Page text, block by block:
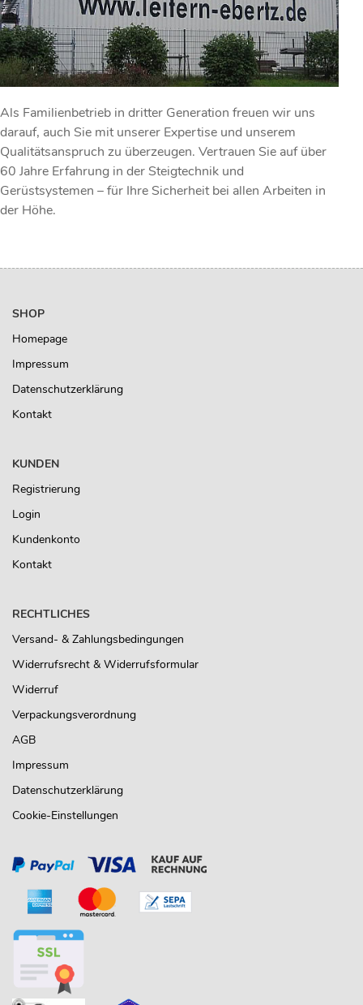
Als Familienbetrieb in dritter Generation freuen wir uns
darauf, auch Sie mit unserer Expertise und unserem
Qualitätsanspruch zu überzeugen. Vertrauen Sie auf über
60 Jahre Erfahrung in der Steigtechnik und
Gerüstsystemen – für Ihre Sicherheit bei allen Arbeiten in
der Höhe.
SHOP
Homepage
Impressum
Datenschutzerklärung
Kontakt
KUNDEN
Registrierung
Login
Kundenkonto
Kontakt
RECHTLICHES
Versand- & Zahlungsbedingungen
Widerrufsrecht & Widerrufsformular
Widerruf
Verpackungsverordnung
AGB
Impressum
Datenschutzerklärung
Cookie-Einstellungen